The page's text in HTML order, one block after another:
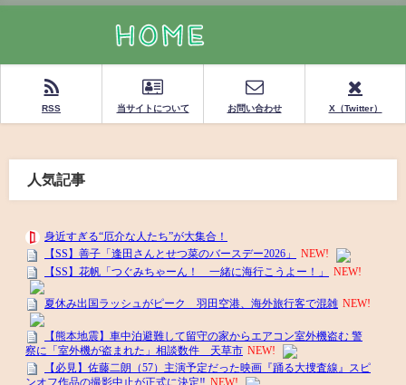
RSS 当サイトについて お問い合わせ X（Twitter）
人気記事